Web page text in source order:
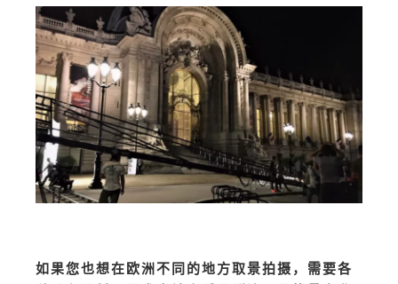
如果您也想在欧洲不同的地方取景拍摄，需要各